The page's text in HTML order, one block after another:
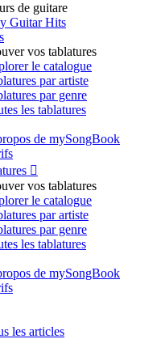
de guitare
Guitar Hits
vos tablatures
le catalogue
par artiste
par genre
les tablatures
de mySongBook

vos tablatures
le catalogue
par artiste
par genre
les tablatures
de mySongBook
les articles